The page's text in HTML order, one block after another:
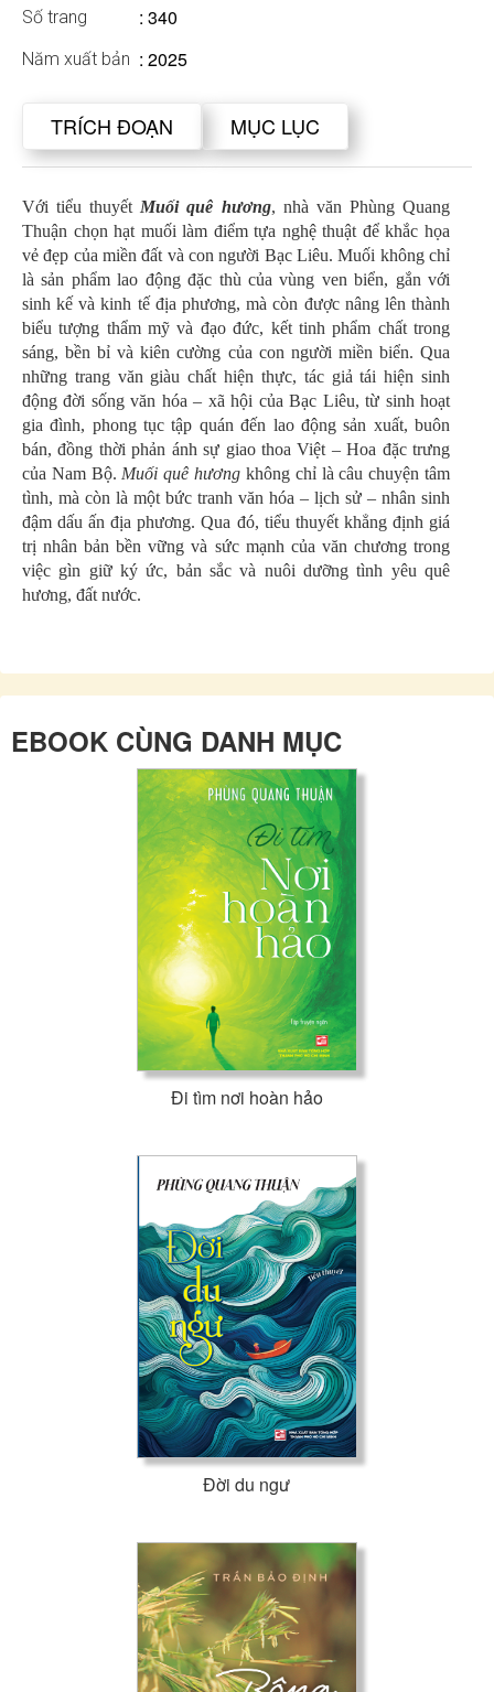
Số trang : 340
Năm xuất bản : 2025
TRÍCH ĐOẠN MỤC LỤC
Với tiểu thuyết Muối quê hương, nhà văn Phùng Quang
Thuận chọn hạt muối làm điểm tựa nghệ thuật để khắc họa
vẻ đẹp của miền đất và con người Bạc Liêu. Muối không chỉ
là sản phẩm lao động đặc thù của vùng ven biển, gắn với
sinh kế và kinh tế địa phương, mà còn được nâng lên thành
biểu tượng thẩm mỹ và đạo đức, kết tinh phẩm chất trong
sáng, bền bỉ và kiên cường của con người miền biển. Qua
những trang văn giàu chất hiện thực, tác giả tái hiện sinh
động đời sống văn hóa – xã hội của Bạc Liêu, từ sinh hoạt
gia đình, phong tục tập quán đến lao động sản xuất, buôn
bán, đồng thời phản ánh sự giao thoa Việt – Hoa đặc trưng
của Nam Bộ. Muối quê hương không chỉ là câu chuyện tâm
tình, mà còn là một bức tranh văn hóa – lịch sử – nhân sinh
đậm dấu ấn địa phương. Qua đó, tiểu thuyết khẳng định giá
trị nhân bản bền vững và sức mạnh của văn chương trong
việc gìn giữ ký ức, bản sắc và nuôi dưỡng tình yêu quê
hương, đất nước.
EBOOK CÙNG DANH MỤC
Đi tìm nơi hoàn hảo
Đời du ngư